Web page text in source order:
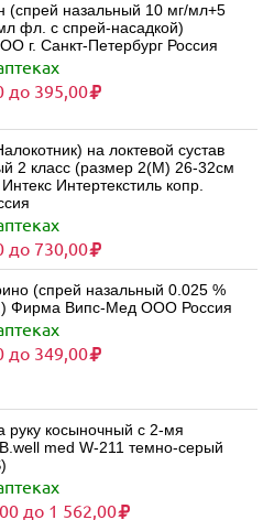
(спрей назальный 10 мг/мл+5
фл. с спрей-насадкой)
г. Санкт-Петербург Россия
до 395,00
на локтевой сустав
2 класс (размер 2(M) 26-32см
Интертекстиль копр.
до 730,00
(спрей назальный 0.025 %
Фирма Випс-Мед ООО Россия
до 349,00
руку косыночный с 2-мя
med W-211 темно-серый
до 1 562,00